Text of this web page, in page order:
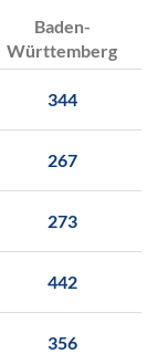
Baden-
Württemberg
344
267
273
442
356